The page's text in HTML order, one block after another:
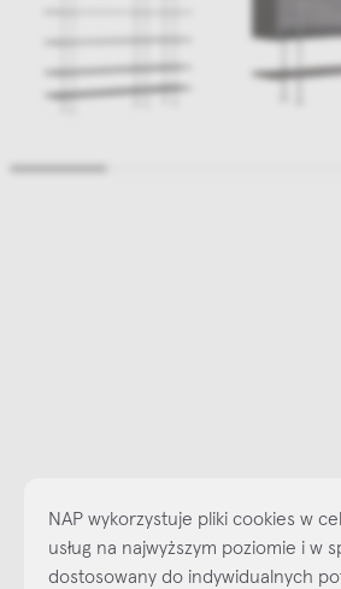
NAP wykorzystuje pliki cookies w
usług na najwyższym poziomie i w
dostosowany do indywidualnych